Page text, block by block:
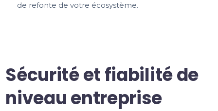
de refonte de votre écosystème.
Sécurité et fiabilité de
niveau entreprise